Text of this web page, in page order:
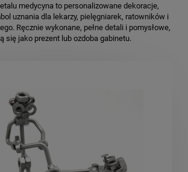
medycyna to personalizowane dekoracje,
uznania dla lekarzy, pielęgniarek, ratowników i
Ręcznie wykonane, pełne detali i pomysłowe,
się jako prezent lub ozdoba gabinetu.